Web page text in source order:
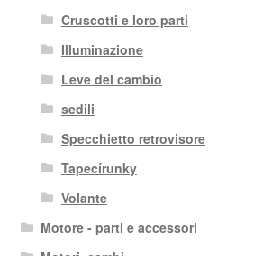
Cruscotti e loro parti
Illuminazione
Leve del cambio
sedili
Specchietto retrovisore
Tapecírunky
Volante
Motore - parti e accessori